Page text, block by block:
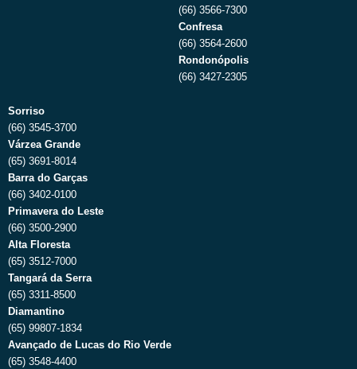
(66) 3566-7300
Confresa
(66) 3564-2600
Rondonópolis
(66) 3427-2305
Sorriso
(66) 3545-3700
Várzea Grande
(65) 3691-8014
Barra do Garças
(66) 3402-0100
Primavera do Leste
(66) 3500-2900
Alta Floresta
(65) 3512-7000
Tangará da Serra
(65) 3311-8500
Diamantino
(65) 99807-1834
Avançado de Lucas do Rio Verde
(65) 3548-4400